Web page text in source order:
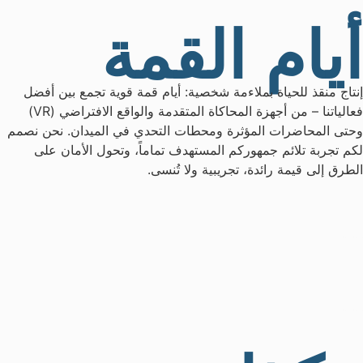
أيام القمة
إنتاج منقذ للحياة بملاءمة شخصية: أيام قمة قوية تجمع بين أفضل
فعالياتنا – من أجهزة المحاكاة المتقدمة والواقع الافتراضي (VR)
وحتى المحاضرات المؤثرة ومحطات التحدي في الميدان. نحن نصمم
لكم تجربة تلائم جمهوركم المستهدف تماماً، وتحول الأمان على
الطرق إلى قيمة رائدة، تجريبية ولا تُنسى.
00000